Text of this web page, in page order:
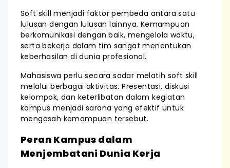
Soft skill menjadi faktor pembeda antara satu
lulusan dengan lulusan lainnya. Kemampuan
berkomunikasi dengan baik, mengelola waktu,
serta bekerja dalam tim sangat menentukan
keberhasilan di dunia profesional.
Mahasiswa perlu secara sadar melatih soft skill
melalui berbagai aktivitas. Presentasi, diskusi
kelompok, dan keterlibatan dalam kegiatan
kampus menjadi sarana yang efektif untuk
mengasah kemampuan tersebut.
Peran Kampus dalam
Menjembatani Dunia Kerja